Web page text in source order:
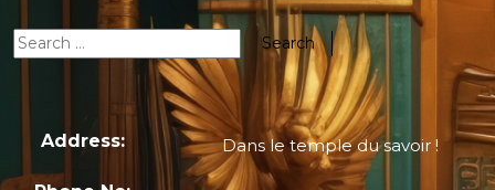
Address: Dans le temple du savoir !